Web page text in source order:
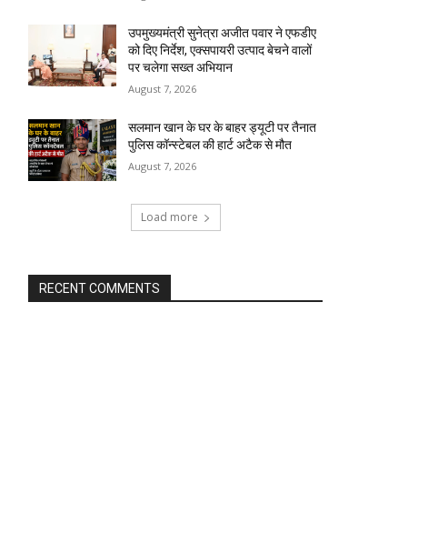
उपमुख्यमंत्री सुनेत्रा अजीत पवार ने एफडीए
को दिए निर्देश, एक्सपायरी उत्पाद बेचने वालों
पर चलेगा सख्त अभियान
August 7, 2026
सलमान खान के घर के बाहर ड्यूटी पर तैनात
पुलिस कॉन्स्टेबल की हार्ट अटैक से मौत
August 7, 2026
Load more
RECENT COMMENTS